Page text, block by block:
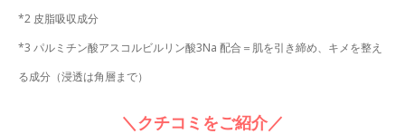
*2 皮脂吸収成分
*3 パルミチン酸アスコルビルリン酸3Na 配合＝肌を引き締め、キメを整え
る成分（浸透は角層まで）
＼クチコミをご紹介／